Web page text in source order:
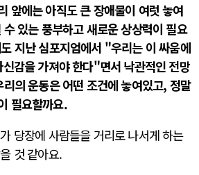
앞에는 아직도 큰 장애물이 여럿 놓여
있는 풍부하고 새로운 상상력이 필요
지난 심포지엄에서 "우리는 이 싸움에
감을 가져야 한다"면서 낙관적인 전망
의 운동은 어떤 조건에 놓여있고, 정말
필요할까요.
당장에 사람들을 거리로 나서게 하는
것 같아요.